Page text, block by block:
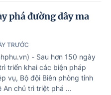
phá đường dây ma
TRƯỚC
- Sau hơn 150 ngày
triển khai các biện pháp
vụ, Bộ đội Biên phòng tỉnh
An chủ trì triệt phá ...